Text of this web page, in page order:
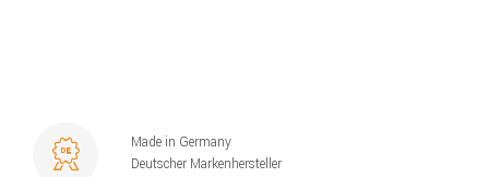
Made in Germany
Deutscher Markenhersteller